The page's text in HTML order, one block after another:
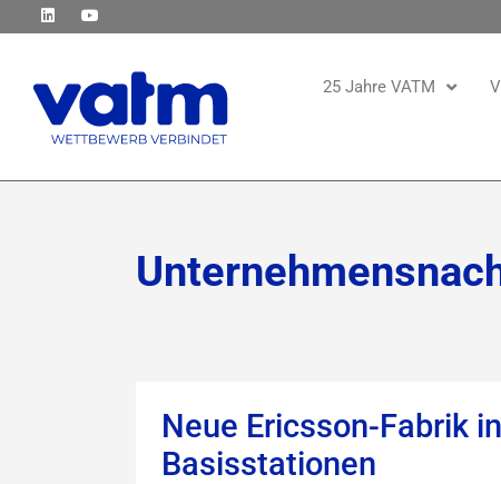
25 Jahre VATM
Neue Ericsson-Fabrik
Basisstationen